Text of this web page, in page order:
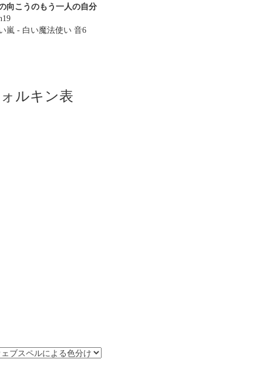
向こうのもう一人の自分
嵐 - 白い魔法使い 音6
ルキン表